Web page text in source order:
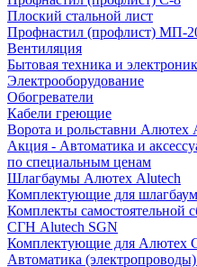
Плоский стальной лист
Профнастил (профлист) МП-
Вентиляция
Бытовая техника и
Электрооборудование
Обогреватели
Кабели греющие
Ворота и рольставни Алютех
Акция - Автоматика и
по специальным ценам
Шлагбаумы Алютех Alutech
Комплектующие для
Комплекты самостоятельной
СГН Alutech SGN
Комплектующие для Алютех
Автоматика